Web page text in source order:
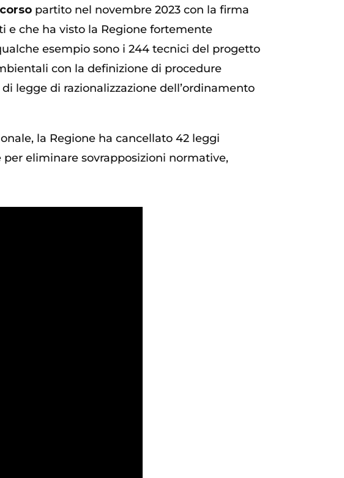
partito nel novembre 2023 con la firma
e che ha visto la Regione fortemente
esempio sono i 244 tecnici del progetto
con la definizione di procedure
legge di razionalizzazione dell’ordinamento
la Regione ha cancellato 42 leggi
eliminare sovrapposizioni normative,